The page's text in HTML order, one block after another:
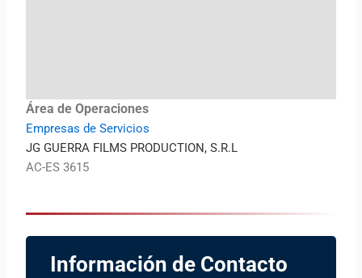
Área de Operaciones
Empresas de Servicios
JG GUERRA FILMS PRODUCTION, S.R.L
AC-ES 3615
Información de Contacto